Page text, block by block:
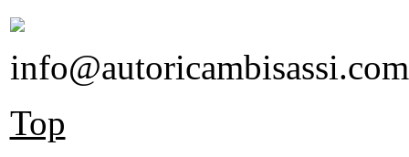
info@autoricambisassi.com
Top